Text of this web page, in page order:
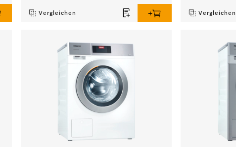
Vergleichen Vergleichen